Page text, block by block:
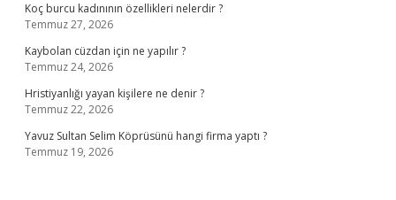
Koç burcu kadınının özellikleri nelerdir ?
Temmuz 27, 2026
Kaybolan cüzdan için ne yapılır ?
Temmuz 24, 2026
Hristiyanlığı yayan kişilere ne denir ?
Temmuz 22, 2026
Yavuz Sultan Selim Köprüsünü hangi firma yaptı ?
Temmuz 19, 2026